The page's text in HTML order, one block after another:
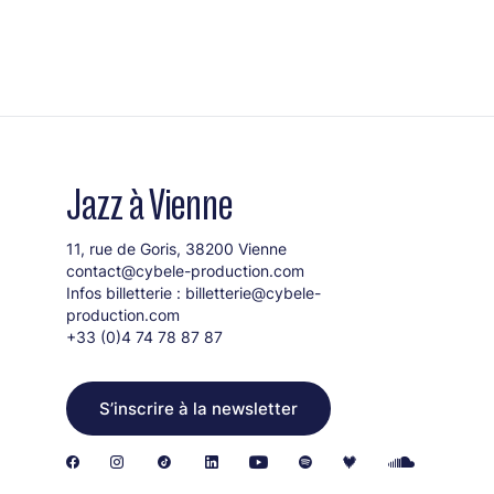
Jazz à Vienne
11, rue de Goris, 38200 Vienne
contact@cybele-production.com
Infos billetterie : billetterie@cybele-
production.com
+33 (0)4 74 78 87 87
S’inscrire à la newsletter